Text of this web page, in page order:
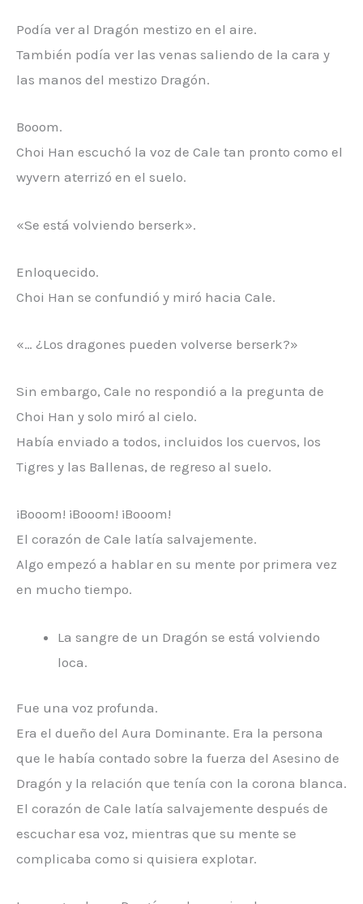
Podía ver al Dragón mestizo en el aire.
También podía ver las venas saliendo de la cara y
las manos del mestizo Dragón.
Booom.
Choi Han escuchó la voz de Cale tan pronto como el
wyvern aterrizó en el suelo.
«Se está volviendo berserk».
Enloquecido.
Choi Han se confundió y miró hacia Cale.
«… ¿Los dragones pueden volverse berserk?»
Sin embargo, Cale no respondió a la pregunta de
Choi Han y solo miró al cielo.
Había enviado a todos, incluidos los cuervos, los
Tigres y las Ballenas, de regreso al suelo.
¡Booom! ¡Booom! ¡Booom!
El corazón de Cale latía salvajemente.
Algo empezó a hablar en su mente por primera vez
en mucho tiempo.
La sangre de un Dragón se está volviendo
loca.
Fue una voz profunda.
Era el dueño del Aura Dominante. Era la persona
que le había contado sobre la fuerza del Asesino de
Dragón y la relación que tenía con la corona blanca.
El corazón de Cale latía salvajemente después de
escuchar esa voz, mientras que su mente se
complicaba como si quisiera explotar.